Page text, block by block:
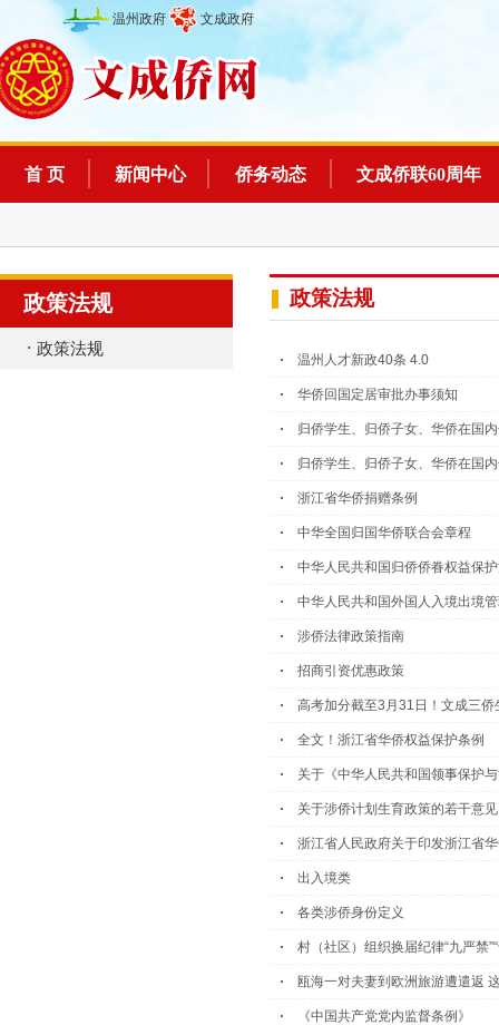
温州政府 文成政府
首 页 新闻中心 侨务动态 文成侨联60周年
政策法规
政策法规
政策法规
温州人才新政40条 4.0
华侨回国定居审批办事须知
归侨学生、归侨子女、华侨在国
归侨学生、归侨子女、华侨在国
浙江省华侨捐赠条例
中华全国归国华侨联合会章程
中华人民共和国归侨侨眷权益保
中华人民共和国外国人入境出境
涉侨法律政策指南
招商引资优惠政策
高考加分截至3月31日！文成三
全文！浙江省华侨权益保护条例
关于《中华人民共和国领事保护
关于涉侨计划生育政策的若干意见
浙江省人民政府关于印发浙江省
出入境类
各类涉侨身份定义
村（社区）组织换届纪律“九严禁
瓯海一对夫妻到欧洲旅游遭遣返
《中国共产党党内监督条例》